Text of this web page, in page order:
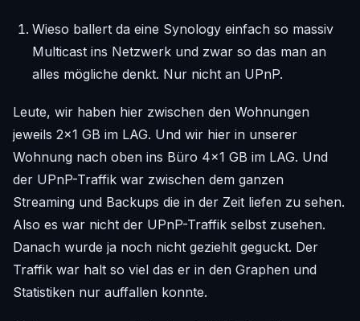
Wieso ballert da eine Synology einfach so massiv
Multicast ins Netzwerk und zwar so das man an
alles mögliche denkt. Nur nicht an UPnP.
Leute, wir haben hier zwischen den Wohnungen
jeweils 2x1 GB im LAG. Und wir hier in unserer
Wohnung nach oben ins Büro 4x1 GB im LAG. Und
der UPnP-Traffik war zwischen dem ganzen
Streaming und Backups die in der Zeit liefen zu sehen.
Also es war nicht der UPnP-Traffik selbst zusehen.
Danach wurde ja noch nicht geziehlt geguckt. Der
Traffik war halt so viel das er in den Graphen und
Statistiken nur auffallen konnte.